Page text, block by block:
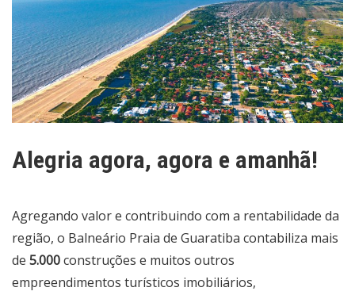
Alegria agora, agora e amanhã!
Agregando valor e contribuindo com a rentabilidade da
região, o Balneário Praia de Guaratiba contabiliza mais
de 5.000construções e muitos outros
empreendimentos turísticos imobiliários,